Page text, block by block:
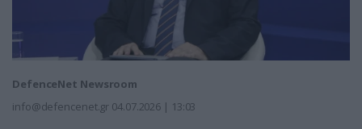
DefenceNet Newsroom
info@defencenet.gr 04.07.2026 | 13:03